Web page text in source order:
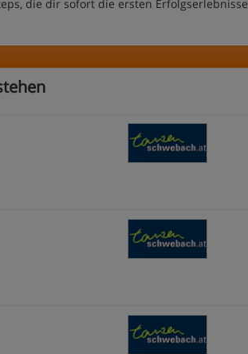
die dir sofort die ersten Erfolgserlebnisse